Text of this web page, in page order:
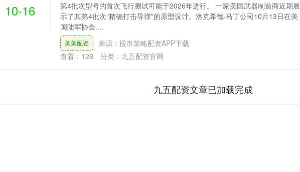
10-16
第4批次型号的首次飞行测试可能于2026年进行。 一家美国武器制造商近期展
示了其第4批次"精确打击导弹"的原型设计。洛克希德·马丁公司10月13日在美
国陆军协会....
美美配资
来源：股市策略配资APP下载
查看： 128 分类： 九五配资官网
九五配资文章已加载完成